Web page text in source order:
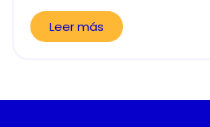
Leer más